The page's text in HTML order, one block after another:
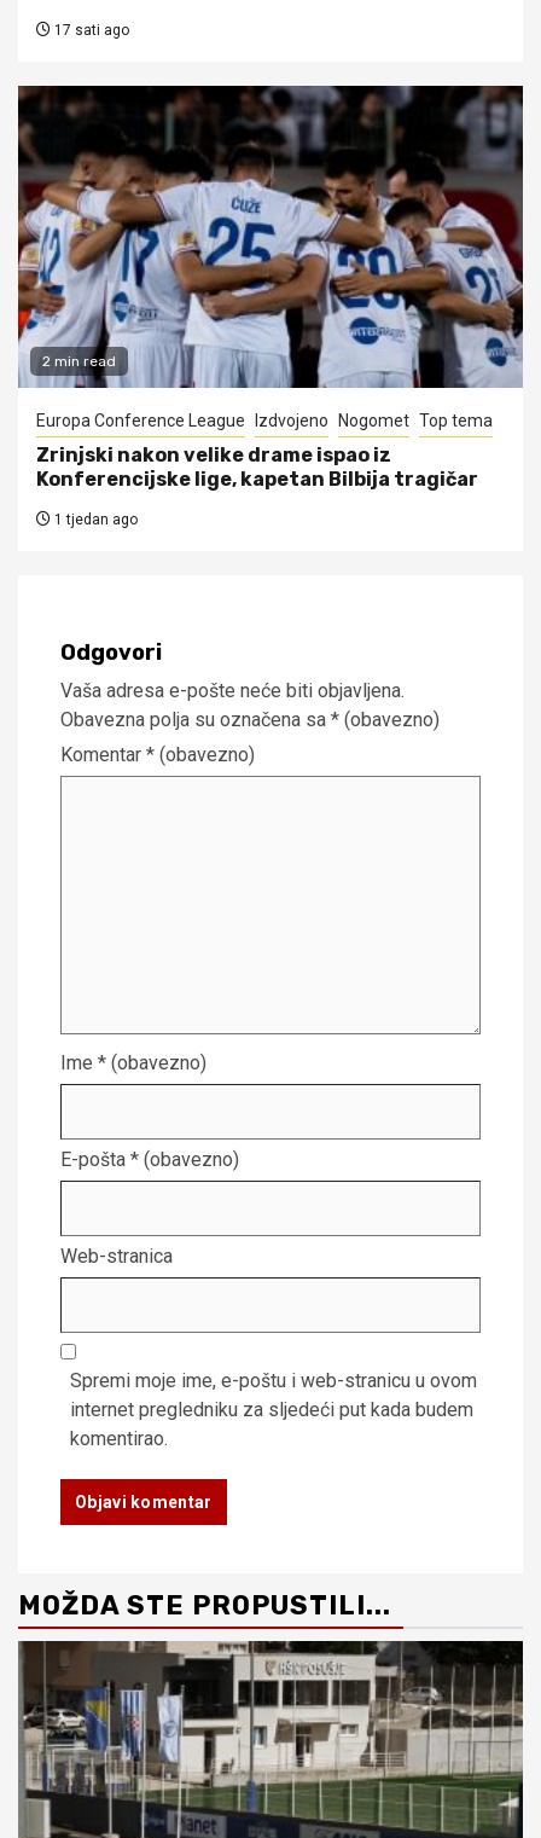
17 sati ago
2 min read
Europa Conference League Izdvojeno Nogomet Top tema
Zrinjski nakon velike drame ispao iz
Konferencijske lige, kapetan Bilbija tragičar
1 tjedan ago
Odgovori
Vaša adresa e-pošte neće biti objavljena.
Obavezna polja su označena sa * (obavezno)
Komentar * (obavezno)
Ime * (obavezno)
E-pošta * (obavezno)
Web-stranica
Spremi moje ime, e-poštu i web-stranicu u ovom
internet pregledniku za sljedeći put kada budem
komentirao.
MOŽDA STE PROPUSTILI...